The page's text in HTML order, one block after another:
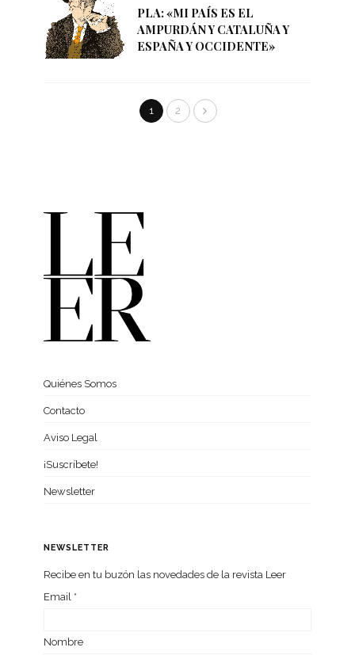
PLA: «MI PAÍS ES EL
AMPURDÁN Y CATALUÑA Y
ESPAÑA Y OCCIDENTE»
1 2
Quiénes Somos
Contacto
Aviso Legal
¡Suscríbete!
Newsletter
NEWSLETTER
Recibe en tu buzón las nove­da­des de la revista Leer
Email *
Nom­bre